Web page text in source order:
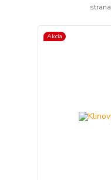
strana
Akcia